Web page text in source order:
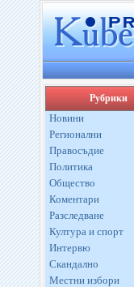
Рубрики
Новини
Регионални
Правосъдие
Политика
Общество
Коментари
Разследване
Култура и спорт
Интервю
Скандално
Местни избори